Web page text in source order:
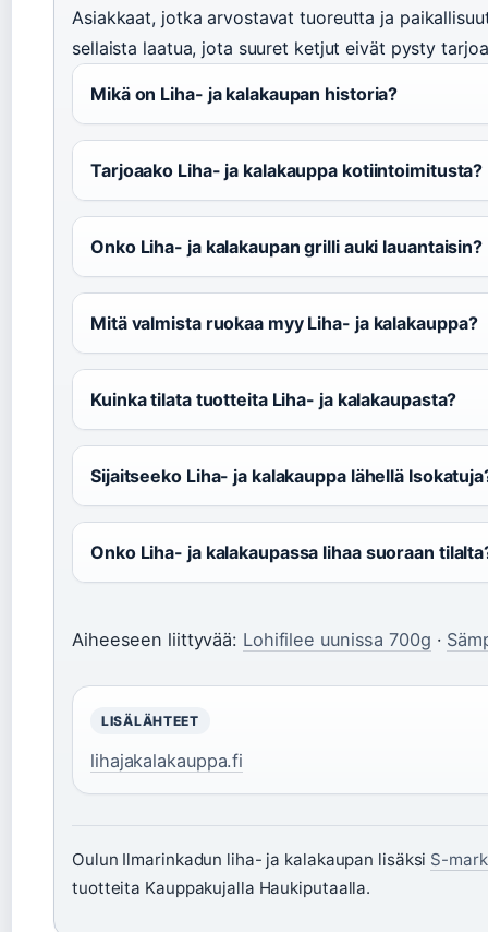
Asiakkaat, jotka arvostavat tuoreutta ja
sellaista laatua, jota suuret ketjut eivät pysty
Mikä on Liha- ja kalakaupan historia?
Tarjoaako Liha- ja kalakauppa kotiintoimitusta?
Onko Liha- ja kalakaupan grilli auki lauantaisin?
Mitä valmista ruokaa myy Liha- ja kalakauppa?
Kuinka tilata tuotteita Liha- ja kalakaupasta?
Sijaitseeko Liha- ja kalakauppa lähellä
Onko Liha- ja kalakaupassa lihaa suoraan
Aiheeseen liittyvää: Lohifilee uunissa 700g ·
LISÄLÄHTEET
lihajakalakauppa.fi
Oulun Ilmarinkadun liha- ja kalakaupan lisäksi S-
tuotteita Kauppakujalla Haukiputaalla.